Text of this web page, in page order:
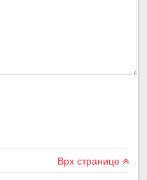
Врх странице